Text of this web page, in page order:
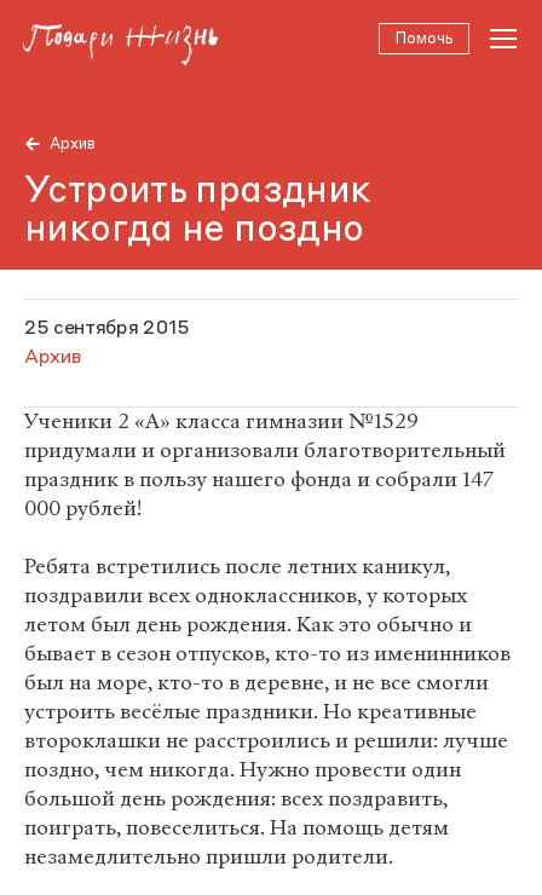
Помочь
Архив
Устроить праздник
никогда не поздно
25 сентября 2015
Архив
Ученики 2 «А» класса гимназии №1529
придумали и организовали благотворительный
праздник в пользу нашего фонда и собрали 147
000 рублей!
Ребята встретились после летних каникул,
поздравили всех одноклассников, у которых
летом был день рождения. Как это обычно и
бывает в сезон отпусков, кто-то из именинников
был на море, кто-то в деревне, и не все смогли
устроить весёлые праздники. Но креативные
второклашки не расстроились и решили: лучше
поздно, чем никогда. Нужно провести один
большой день рождения: всех поздравить,
поиграть, повеселиться. На помощь детям
незамедлительно пришли родители.